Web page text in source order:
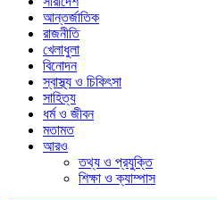
আন্তর্জাতিক
রাজনীতি
খেলাধুলা
বিনোদন
স্বাস্থ্য ও চিকিৎসা
সাহিত্য
ধর্ম ও জীবন
মতামত
আরও
তথ্য ও প্রযুক্তি
শিক্ষা ও ক্যাম্পাস